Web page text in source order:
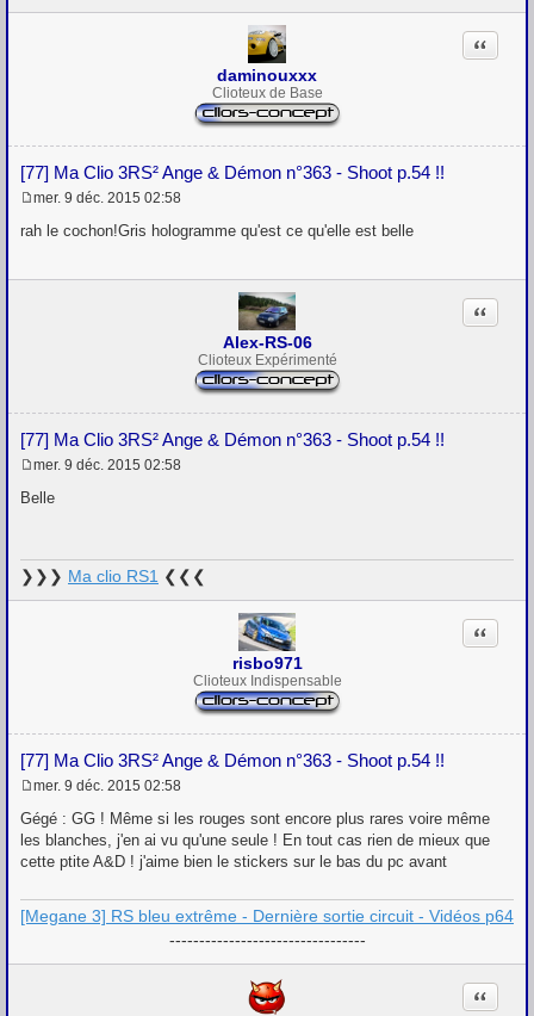
daminouxxx
Clioteux de Base
[77] Ma Clio 3RS² Ange & Démon n°363 - Shoot p.54 !!
Citation
e
a
mer. 9 déc. 2015 02:58
rah le cochon!Gris hologramme qu'est ce qu'elle est belle
Alex-RS-06
Clioteux Expérimenté
[77] Ma Clio 3RS² Ange & Démon n°363 - Shoot p.54 !!
Citation
e
g
e
mer. 9 déc. 2015 02:58
Belle
❯❯❯ Ma clio RS1 ❮❮❮
risbo971
Clioteux Indispensable
[77] Ma Clio 3RS² Ange & Démon n°363 - Shoot p.54 !!
Citation
e
s
a
e
mer. 9 déc. 2015 02:58
Gégé : GG ! Même si les rouges sont encore plus rares voire même
les blanches, j'en ai vu qu'une seule ! En tout cas rien de mieux que
cette ptite A&D ! j'aime bien le stickers sur le bas du pc avant
[Megane 3] RS bleu extrême - Dernière sortie circuit - Vidéos p64
---------------------------------
Citation